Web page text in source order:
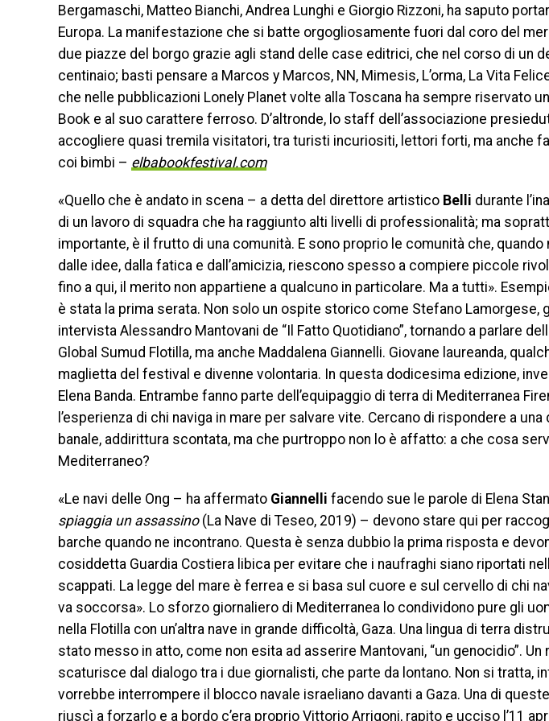
Bergamaschi, Matteo Bianchi, Andrea Lunghi e Giorgio Rizzoni, ha saputo
Europa. La manifestazione che si batte orgogliosamente fuori dal coro del
due piazze del borgo grazie agli stand delle case editrici, che nel corso di un
centinaio; basti pensare a Marcos y Marcos, NN, Mimesis, L’orma, La Vita
che nelle pubblicazioni Lonely Planet volte alla Toscana ha sempre riservato
Book e al suo carattere ferroso. D’altronde, lo staff dell’associazione
accogliere quasi tremila visitatori, tra turisti incuriositi, lettori forti, ma anche
coi bimbi – elbabookfestival.com
«Quello che è andato in scena – a detta del direttore artistico Belli durante
di un lavoro di squadra che ha raggiunto alti livelli di professionalità; ma
importante, è il frutto di una comunità. E sono proprio le comunità che, quando
dalle idee, dalla fatica e dall’amicizia, riescono spesso a compiere piccole
fino a qui, il merito non appartiene a qualcuno in particolare. Ma a tutti».
è stata la prima serata. Non solo un ospite storico come Stefano Lamorgese,
intervista Alessandro Mantovani de “Il Fatto Quotidiano”, tornando a parlare
Global Sumud Flotilla, ma anche Maddalena Giannelli. Giovane laureanda,
maglietta del festival e divenne volontaria. In questa dodicesima edizione,
Elena Banda. Entrambe fanno parte dell’equipaggio di terra di Mediterranea
l’esperienza di chi naviga in mare per salvare vite. Cercano di rispondere a
banale, addirittura scontata, ma che purtroppo non lo è affatto: a che cosa
Mediterraneo?
«Le navi delle Ong – ha affermato Giannelli facendo sue le parole di Elena
spiaggia un assassino(La Nave di Teseo, 2019) – devono stare qui per
barche quando ne incontrano. Questa è senza dubbio la prima risposta e
cosiddetta Guardia Costiera libica per evitare che i naufraghi siano riportati
scappati. La legge del mare è ferrea e si basa sul cuore e sul cervello di chi
va soccorsa». Lo sforzo giornaliero di Mediterranea lo condividono pure gli
nella Flotilla con un’altra nave in grande difficoltà, Gaza. Una lingua di terra
stato messo in atto, come non esita ad asserire Mantovani, “un genocidio”.
scaturisce dal dialogo tra i due giornalisti, che parte da lontano. Non si tratta,
vorrebbe interrompere il blocco navale israeliano davanti a Gaza. Una di
riuscì a forzarlo e a bordo c’era proprio Vittorio Arrigoni, rapito e ucciso l’11